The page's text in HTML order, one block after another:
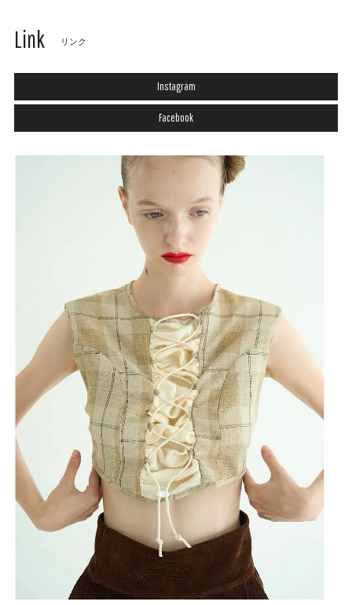
Link リンク
Instagram
Facebook